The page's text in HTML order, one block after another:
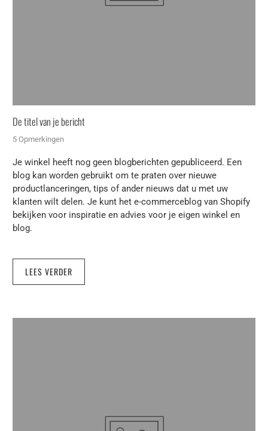
De titel van je bericht
5 Opmerkingen
Je winkel heeft nog geen blogberichten gepubliceerd. Een
blog kan worden gebruikt om te praten over nieuwe
productlanceringen, tips of ander nieuws dat u met uw
klanten wilt delen. Je kunt het e-commerceblog van Shopify
bekijken voor inspiratie en advies voor je eigen winkel en
blog.
LEES VERDER